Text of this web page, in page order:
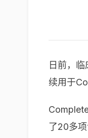
日前，
续用于
了20多